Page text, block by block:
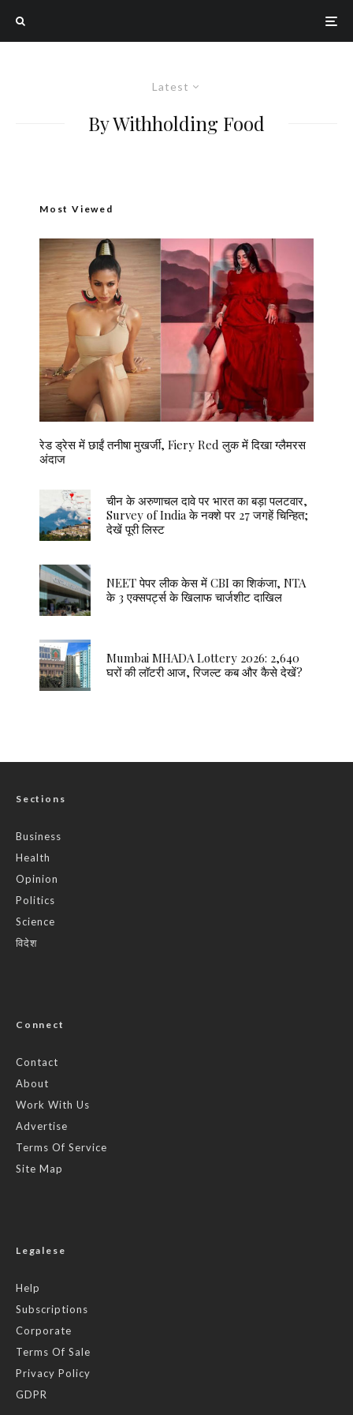
Latest
By Withholding Food
Most Viewed
रेड ड्रेस में छाईं तनीषा मुखर्जी, Fiery Red लुक में दिखा ग्लैमरस
अंदाज
चीन के अरुणाचल दावे पर भारत का बड़ा पलटवार,
Survey of India के नक्शे पर 27 जगहें चिन्हित;
देखें पूरी लिस्ट
NEET पेपर लीक केस में CBI का शिकंजा, NTA
के 3 एक्सपर्ट्स के खिलाफ चार्जशीट दाखिल
Mumbai MHADA Lottery 2026: 2,640
घरों की लॉटरी आज, रिजल्ट कब और कैसे देखें?
Sections
Business
Health
Opinion
Politics
Science
विदेश
Connect
Contact
About
Work With Us
Advertise
Terms Of Service
Site Map
Legalese
Help
Subscriptions
Corporate
Terms Of Sale
Privacy Policy
GDPR